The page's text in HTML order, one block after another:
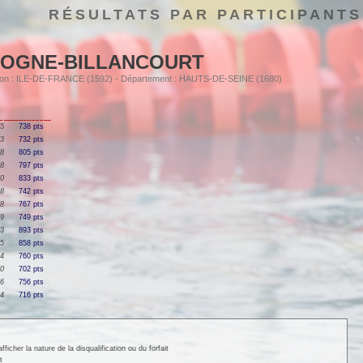
RÉSULTATS PAR PARTICIPANTS
BILLANCOURT
: ILE-DE-FRANCE (1592) - Département : HAUTS-DE-SEINE (1680)
738 pts
732 pts
805 pts
797 pts
833 pts
742 pts
767 pts
749 pts
893 pts
858 pts
760 pts
702 pts
756 pts
716 pts
la nature de la disqualification ou du forfait